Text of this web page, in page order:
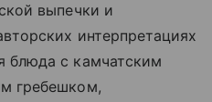
выпечки и
интерпретациях
блюда с камчатским
гребешком,